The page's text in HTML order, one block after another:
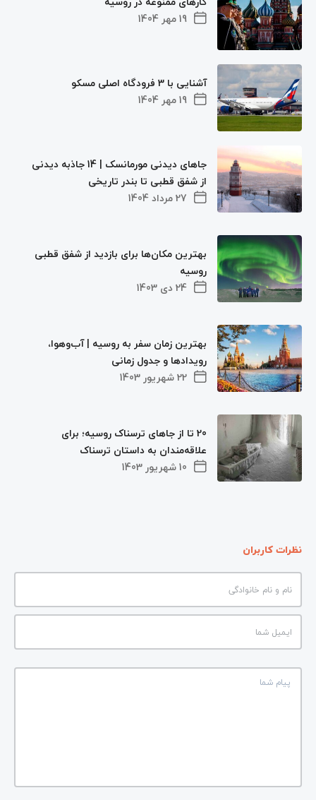
19 مهر 1404
19 مهر 1404
آشنایی با 3 فرودگاه اصلی مسکو
27 مرداد 1404
جاهای دیدنی مورمانسک | 14 جاذبه دیدنی
از شفق قطبی تا بندر تاریخی
24 دی 1403
بهترین مکان‌ها برای بازدید از شفق قطبی
روسیه
22 شهریور 1403
بهترین زمان سفر به روسیه | آب‌وهوا،
رویدادها و جدول زمانی
10 شهریور 1403
20 تا از جاهای ترسناک روسیه؛ برای
علاقه‌مندان به داستان‌ ترسناک
نظرات کاربران